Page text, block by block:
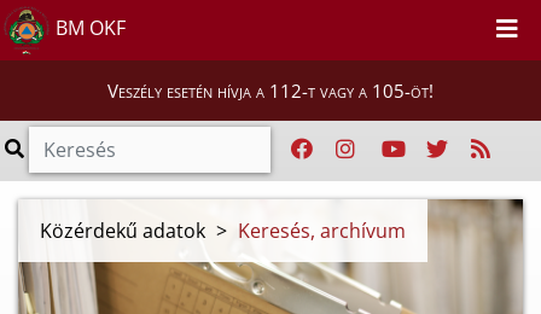
BM OKF
Veszély esetén hívja a 112-t vagy a 105-öt!
Közérdekű adatok > Keresés, archívum